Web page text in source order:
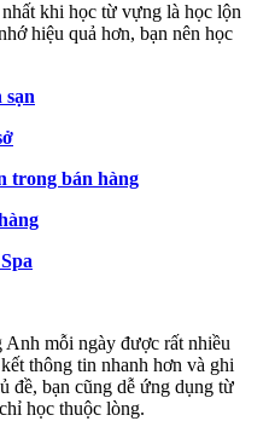
khi học từ vựng là học lộn
hiệu quả hơn, bạn nên học
sạn
trong bán hàng
mỗi ngày được rất nhiều
thông tin nhanh hơn và ghi
đề, bạn cũng dễ ứng dụng từ
học thuộc lòng.